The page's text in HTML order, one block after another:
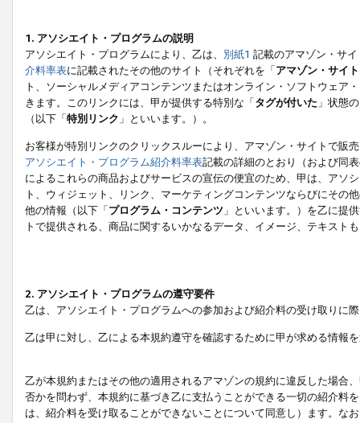
1. アソシエイト・プログラムの説明
アソシエイト・プログラムにより、乙は、 別紙1 記載のアマゾン・サ
介料率表に記載されたその他のサイト（それぞれを「アマゾン・サイト
ト、ソーシャルメディアコンテンツまたはオンライン・ソフトウェア
きます。このリンクには、甲が提供する特別な「タグが付いた 」状態
（以下「特別リンク 」といいます。）。
お客様が特別リンクのクリックスルーにより、アマゾン・サイトで販
アソシエイト・プログラム紹介料率表記載の詳細のとおり（および同
によるこれらの商品およびサービスの宣伝の便宜のため、甲は、アソ
ト、ウィジェット、リンク、マーケティングコンテンツならびにその
他の情報（以下「プログラム・コンテンツ 」といいます。）を乙に提
トで提供される、商品に関するいかなるデータ、イメージ、テキス
2. アソシエイト・プログラムの遵守要件
乙は、アソシエイト・プログラムへの参加および紹介料の受け取りに
乙は甲に対し、乙による本規約遵守を確認するために甲が求める情報
乙が本規約またはその他の適用されるアマゾンの規約に違反した場合
否かを問わず、本規約に基づき乙に支払うことができる一切の紹介料
は、紹介料を受け取ることができないことについて同意し）ます。な